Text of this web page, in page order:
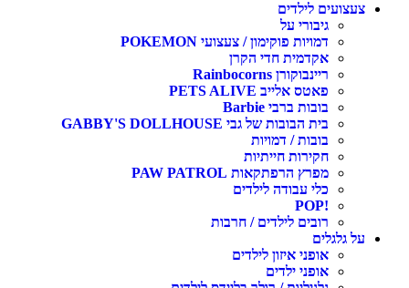
צעצועים לילדים
גיבורי על
דמויות פוקימון / צעצועי POKEMON
אקדמית חדי הקרן
ריינבוקורן Rainbocorns
פאטס אלייב PETS ALIVE
בובות ברבי Barbie
בית הבובות של גבי GABBY'S DOLLHOUSE
בובות / דמויות
חקירות חייתיות
מפרץ הרפתקאות PAW PATROL
כלי עבודה לילדים
!POP
רובים לילדים / חרבות
על גלגלים
אופני איזון לילדים
אופני ילדים